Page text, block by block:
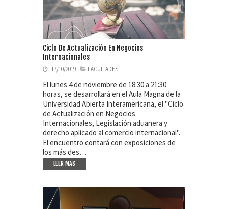
Ciclo De Actualización En Negocios
Internacionales
17/10/2019 FACULTADES
El lunes 4 de noviembre de 18:30 a 21:30
horas, se desarrollará en el Aula Magna de la
Universidad Abierta Interamericana, el "Ciclo
de Actualización en Negocios
Internacionales, Legislación aduanera y
derecho aplicado al comercio internacional".
El encuentro contará con exposiciones de
los más des…
LEER MAS